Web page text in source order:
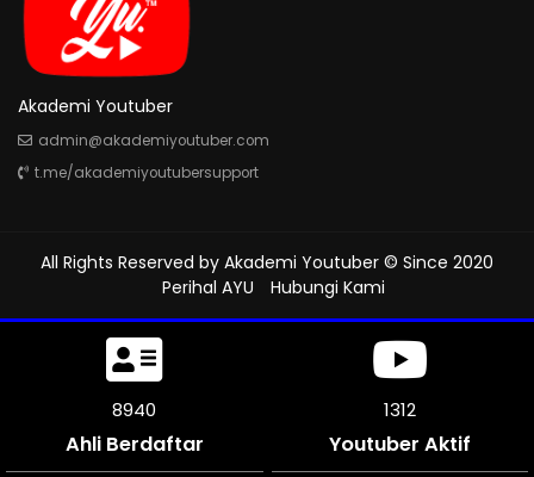
Akademi Youtuber
admin@akademiyoutuber.com
t.me/akademiyoutubersupport
All Rights Reserved by Akademi Youtuber © Since 2020
Perihal AYU
Hubungi Kami
9435
Ahli Berdaftar
1312
Youtuber Aktif